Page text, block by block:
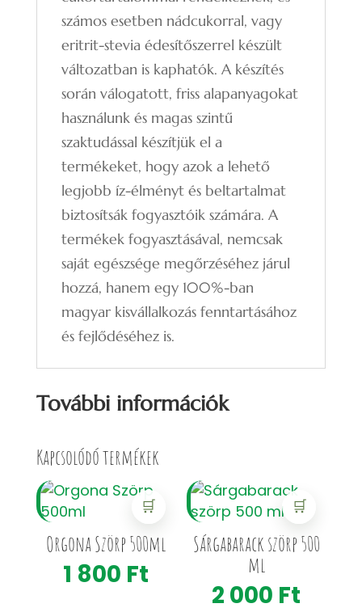
számos esetben nádcukorral, vagy
eritrit-stevia édesítőszerrel készült
változatban is kaphatók. A készítés
során válogatott, friss alapanyagokat
használunk és magas szintű
szaktudással készítjük el a
termékeket, hogy azok a lehető
legjobb íz-élményt és beltartalmat
biztosítsák fogyasztóik számára. A
termékek fogyasztásával, nemcsak
saját egészsége megőrzéséhez járul
hozzá, hanem egy 100%-ban
magyar kisvállalkozás fenntartásához
és fejlődéséhez is.
További információk
Kapcsolódó termékek
🛒
Orgona Szörp 500ml
1 800 Ft
🛒
Sárgabarack szörp 500
ml
2 000 Ft